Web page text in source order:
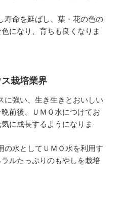
寿命を延ばし、葉・花の色の
になり、育ちも良くなりま
栽培業界
に強い、生き生きとおいしい
前後、ＵＭＯ水につけてお
に成長するようになりま
の水としてＵＭＯ水を利用す
ルたっぷりのもやしを栽培